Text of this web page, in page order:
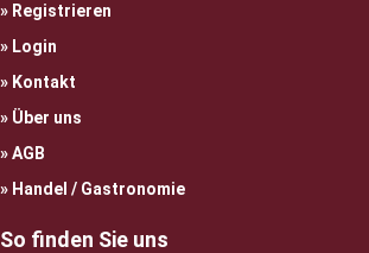
Registrieren
Login
Kontakt
Über uns
AGB
Handel / Gastronomie
So finden Sie uns